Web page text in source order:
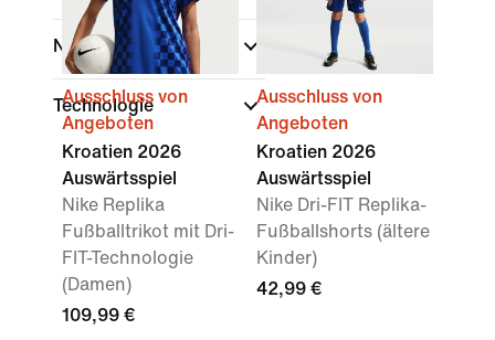
Nach Preis anzeigen
Technologie
Ausschluss von
Angeboten
Kroatien 2026
Auswärtsspiel
Nike Replika
Fußballtrikot mit Dri-
FIT-Technologie
(Damen)
109,99 €
Ausschluss von
Angeboten
Kroatien 2026
Auswärtsspiel
Nike Dri-FIT Replika-
Fußballshorts (ältere
Kinder)
42,99 €